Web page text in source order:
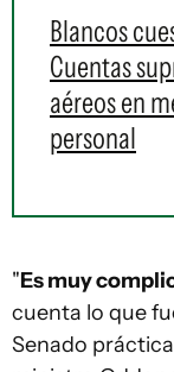
Blancos
Cuentas
aéreos en
personal
"Es muy
cuenta lo que
Senado